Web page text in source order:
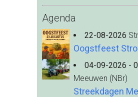
Agenda
22-08-2026
Oogstfeest
04-09-2026 -
Meeuwen (NBr)
Streekdagen